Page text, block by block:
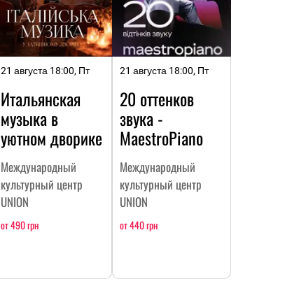
21 августа 18:00, Пт
Итальянская
музыка в
уютном дворике
Международный
культурный центр
UNION
от 490 грн
21 августа 18:00, Пт
20 оттенков
звука -
MaestroPiano
Международный
культурный центр
UNION
от 440 грн